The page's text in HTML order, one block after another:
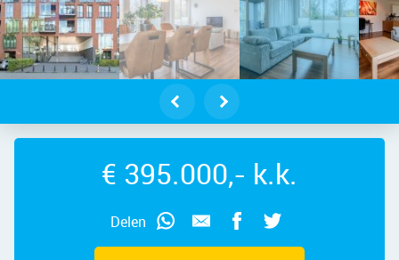
10 – Foto
Delen
€ 395.000,- k.k.